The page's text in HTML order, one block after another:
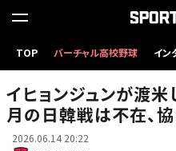
TOP バーチャル高校野球 イン
今年3月に行われた日本戦では28得点を挙
イヒョンジュンが渡
月の日韓戦は不在、
2026.06.14 20:22